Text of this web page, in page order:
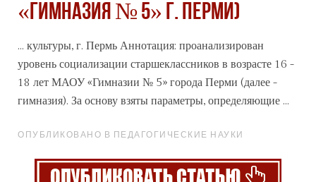
«Гимназия № 5» г. Перми)
... культуры, г. Пермь Аннотация: проанализирован
уровень социализации старшеклассников в возрасте 16 -
18 лет МАОУ «Гимназии № 5» города Перми (далее -
гимназия). За основу взяты параметры, определяющие ...
ОПУБЛИКОВАНО В ПЕДАГОГИЧЕСКИЕ НАУКИ